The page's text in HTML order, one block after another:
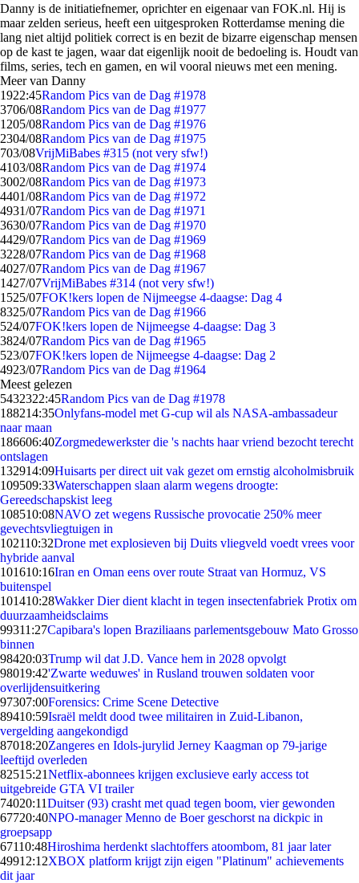
Danny is de initiatiefnemer, oprichter en eigenaar van FOK.nl. Hij is
maar zelden serieus, heeft een uitgesproken Rotterdamse mening die
lang niet altijd politiek correct is en bezit de bizarre eigenschap mensen
op de kast te jagen, waar dat eigenlijk nooit de bedoeling is. Houdt van
films, series, tech en gamen, en wil vooral nieuws met een mening.
Meer van Danny
1922:45Random Pics van de Dag #1978
3706/08Random Pics van de Dag #1977
1205/08Random Pics van de Dag #1976
2304/08Random Pics van de Dag #1975
703/08VrijMiBabes #315 (not very sfw!)
4103/08Random Pics van de Dag #1974
3002/08Random Pics van de Dag #1973
4401/08Random Pics van de Dag #1972
4931/07Random Pics van de Dag #1971
3630/07Random Pics van de Dag #1970
4429/07Random Pics van de Dag #1969
3228/07Random Pics van de Dag #1968
4027/07Random Pics van de Dag #1967
1427/07VrijMiBabes #314 (not very sfw!)
1525/07FOK!kers lopen de Nijmeegse 4-daagse: Dag 4
8325/07Random Pics van de Dag #1966
524/07FOK!kers lopen de Nijmeegse 4-daagse: Dag 3
3824/07Random Pics van de Dag #1965
523/07FOK!kers lopen de Nijmeegse 4-daagse: Dag 2
4923/07Random Pics van de Dag #1964
Meest gelezen
5432322:45Random Pics van de Dag #1978
188214:35Onlyfans-model met G-cup wil als NASA-ambassadeur
naar maan
186606:40Zorgmedewerkster die 's nachts haar vriend bezocht terecht
ontslagen
132914:09Huisarts per direct uit vak gezet om ernstig alcoholmisbruik
109509:33Waterschappen slaan alarm wegens droogte:
Gereedschapskist leeg
108510:08NAVO zet wegens Russische provocatie 250% meer
gevechtsvliegtuigen in
102110:32Drone met explosieven bij Duits vliegveld voedt vrees voor
hybride aanval
101610:16Iran en Oman eens over route Straat van Hormuz, VS
buitenspel
101410:28Wakker Dier dient klacht in tegen insectenfabriek Protix om
duurzaamheidsclaims
99311:27Capibara's lopen Braziliaans parlementsgebouw Mato Grosso
binnen
98420:03Trump wil dat J.D. Vance hem in 2028 opvolgt
98019:42'Zwarte weduwes' in Rusland trouwen soldaten voor
overlijdensuitkering
97307:00Forensics: Crime Scene Detective
89410:59Israël meldt dood twee militairen in Zuid-Libanon,
vergelding aangekondigd
87018:20Zangeres en Idols-jurylid Jerney Kaagman op 79-jarige
leeftijd overleden
82515:21Netflix-abonnees krijgen exclusieve early access tot
uitgebreide GTA VI trailer
74020:11Duitser (93) crasht met quad tegen boom, vier gewonden
67720:40NPO-manager Menno de Boer geschorst na dickpic in
groepsapp
67110:48Hiroshima herdenkt slachtoffers atoombom, 81 jaar later
49912:12XBOX platform krijgt zijn eigen "Platinum" achievements
dit jaar